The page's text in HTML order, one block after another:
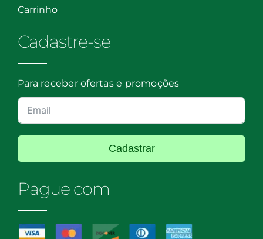
Carrinho
Cadastre-se
Para receber ofertas e promoções
Cadastrar
Pague com